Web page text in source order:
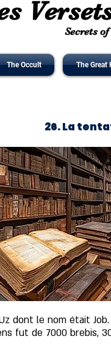
Secrets
The Occult The Great
26. La
dont le nom était
fut de 7000 brebis,